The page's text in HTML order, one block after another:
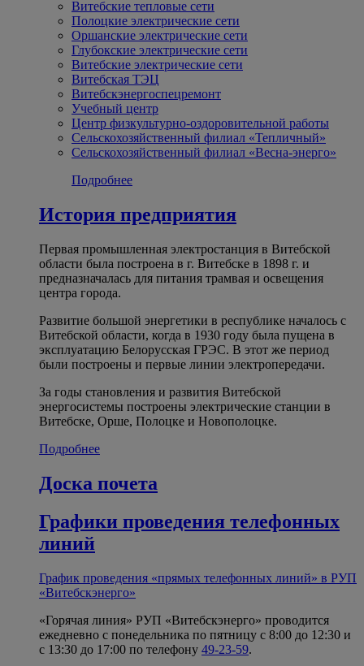
Витебские тепловые сети
Полоцкие электрические сети
Оршанские электрические сети
Глубокские электрические сети
Витебские электрические сети
Витебская ТЭЦ
Витебскэнергоспецремонт
Учебный центр
Центр физкультурно-оздоровительной работы
Сельскохозяйственный филиал «Тепличный»
Сельскохозяйственный филиал «Весна-энерго»
Подробнее
История предприятия
Первая промышленная электростанция в Витебской
области была построена в г. Витебске в 1898 г. и
предназначалась для питания трамвая и освещения
центра города.
Развитие большой энергетики в республике началось с
Витебской области, когда в 1930 году была пущена в
эксплуатацию Белорусская ГРЭС. В этот же период
были построены и первые линии электропередачи.
За годы становления и развития Витебской
энергосистемы построены электрические станции в
Витебске, Орше, Полоцке и Новополоцке.
Подробнее
Доска почета
Графики проведения телефонных
линий
График проведения «прямых телефонных линий» в РУП
«Витебскэнерго»
«Горячая линия» РУП «Витебскэнерго» проводится
ежедневно с понедельника по пятницу с 8:00 до 12:30 и
с 13:30 до 17:00 по телефону 49-23-59.